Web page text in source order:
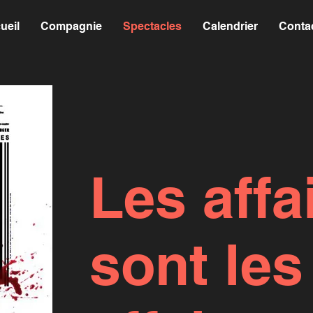
Compagnie Spectacles Calendrier
Les
sont les